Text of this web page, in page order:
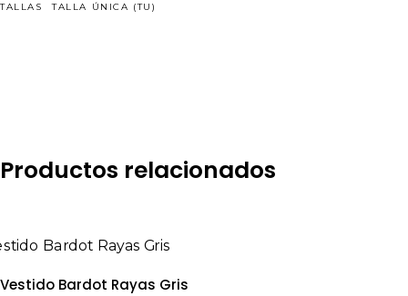
TALLAS TALLA ÚNICA (TU)
Productos relacionados
Vestido Bardot Rayas Gris